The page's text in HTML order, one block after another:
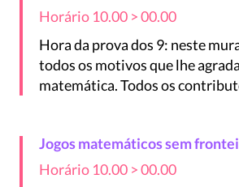
Horário 10.00 > 00.00
Hora da prova dos 9: neste
todos os motivos que lhe
matemática. Todos os
Jogos matemáticos sem
Horário 10.00 > 00.00